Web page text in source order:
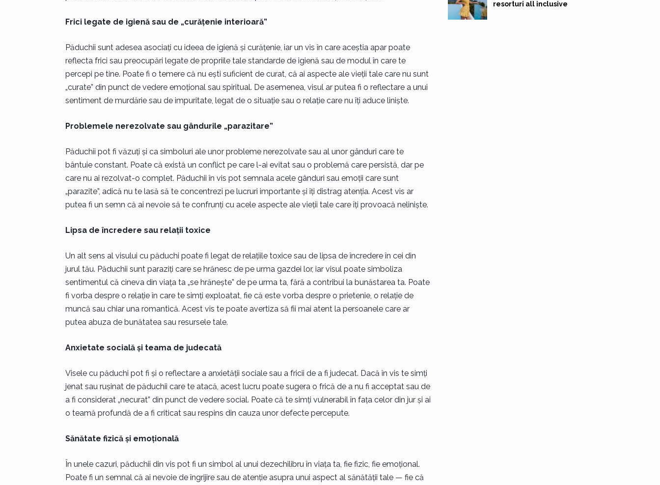
Frici legate de igienă sau de „curățenie interioară”
Păduchii sunt adesea asociați cu ideea de igienă și curățenie, iar un vis în care aceștia apar poate
reflecta frici sau preocupări legate de propriile tale standarde de igienă sau de modul în care te
percepi pe tine. Poate fi o temere că nu ești suficient de curat, că ai aspecte ale vieții tale care nu sunt
„curate” din punct de vedere emoțional sau spiritual. De asemenea, visul ar putea fi o reflectare a unui
sentiment de murdărie sau de impuritate, legat de o situație sau o relație care nu îți aduce liniște.
Problemele nerezolvate sau gândurile „parazitare”
Păduchii pot fi văzuți și ca simboluri ale unor probleme nerezolvate sau al unor gânduri care te
bântuie constant. Poate că există un conflict pe care l-ai evitat sau o problemă care persistă, dar pe
care nu ai rezolvat-o complet. Păduchii în vis pot semnala acele gânduri sau emoții care sunt
„parazite”, adică nu te lasă să te concentrezi pe lucruri importante și îți distrag atenția. Acest vis ar
putea fi un semn că ai nevoie să te confrunți cu acele aspecte ale vieții tale care îți provoacă neliniște.
Lipsa de încredere sau relații toxice
Un alt sens al visului cu păduchi poate fi legat de relațiile toxice sau de lipsa de încredere în cei din
jurul tău. Păduchii sunt paraziți care se hrănesc de pe urma gazdei lor, iar visul poate simboliza
sentimentul că cineva din viața ta „se hrănește” de pe urma ta, fără a contribui la bunăstarea ta. Poate
fi vorba despre o relație în care te simți exploatat, fie că este vorba despre o prietenie, o relație de
muncă sau chiar una romantică. Acest vis te poate avertiza să fii mai atent la persoanele care ar
putea abuza de bunătatea sau resursele tale.
Anxietate socială și teama de judecată
Visele cu păduchi pot fi și o reflectare a anxietății sociale sau a fricii de a fi judecat. Dacă în vis te simți
jenat sau rușinat de păduchii care te atacă, acest lucru poate sugera o frică de a nu fi acceptat sau de
a fi considerat „necurat” din punct de vedere social. Poate că te simți vulnerabil în fața celor din jur și ai
o teamă profundă de a fi criticat sau respins din cauza unor defecte percepute.
Sănătate fizică și emoțională
În unele cazuri, păduchii din vis pot fi un simbol al unui dezechilibru în viața ta, fie fizic, fie emoțional.
Poate fi un semnal că ai nevoie de îngrijire sau de atenție asupra unui aspect al sănătății tale — fie că
resorturi all inclusive